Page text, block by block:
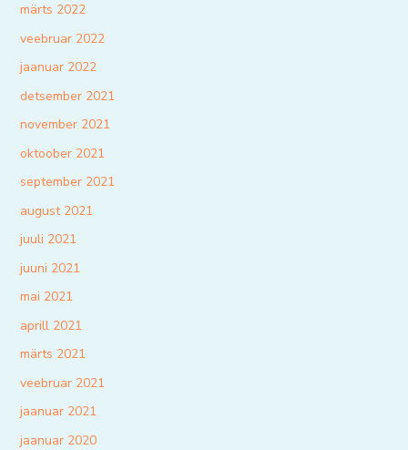
märts 2022
veebruar 2022
jaanuar 2022
detsember 2021
november 2021
oktoober 2021
september 2021
august 2021
juuli 2021
juuni 2021
mai 2021
aprill 2021
märts 2021
veebruar 2021
jaanuar 2021
jaanuar 2020